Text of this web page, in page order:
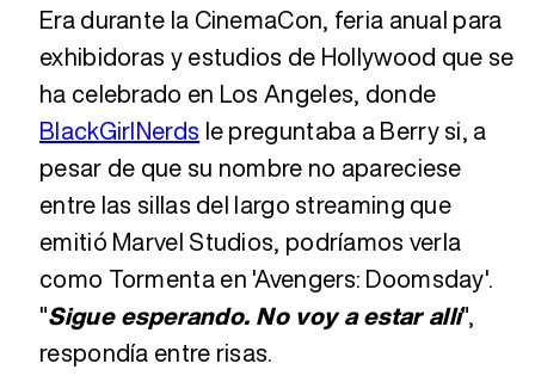
Era durante la CinemaCon, feria anual para
exhibidoras y estudios de Hollywood que se
ha celebrado en Los Angeles, donde
BlackGirlNerds le preguntaba a Berry si, a
pesar de que su nombre no apareciese
entre las sillas del largo streaming que
emitió Marvel Studios, podríamos verla
como Tormenta en 'Avengers: Doomsday'.
"Sigue esperando. No voy a estar allí",
respondía entre risas.